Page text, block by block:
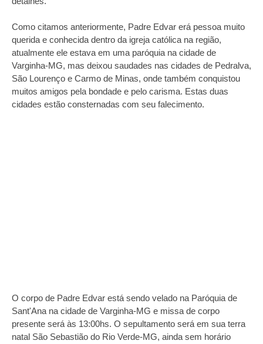
Como citamos anteriormente, Padre Edvar erá pessoa muito
querida e conhecida dentro da igreja católica na região,
atualmente ele estava em uma paróquia na cidade de
Varginha-MG, mas deixou saudades nas cidades de Pedralva,
São Lourenço e Carmo de Minas, onde também conquistou
muitos amigos pela bondade e pelo carisma. Estas duas
cidades estão consternadas com seu falecimento.
O corpo de Padre Edvar está sendo velado na Paróquia de
Sant'Ana na cidade de Varginha-MG e missa de corpo
presente será às 13:00hs. O sepultamento será em sua terra
natal São Sebastião do Rio Verde-MG, ainda sem horário